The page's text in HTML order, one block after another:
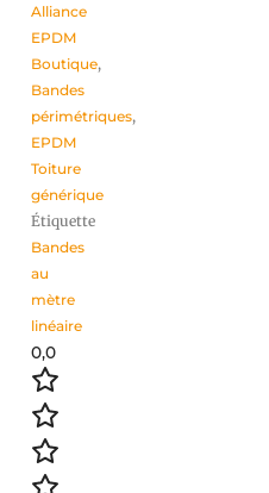
Alliance
EPDM
Boutique,
Bandes
périmétriques,
EPDM
Toiture
générique
Étiquette
Bandes
au
mètre
linéaire
0,0